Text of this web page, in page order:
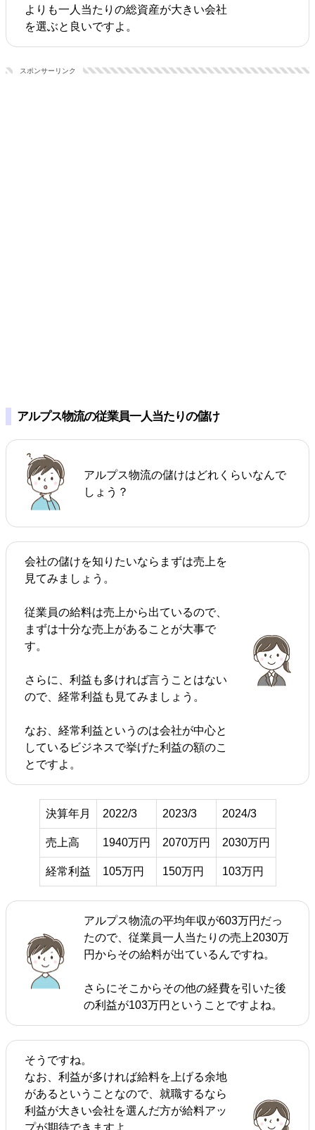
よりも一人当たりの総資産が大きい会社
を選ぶと良いですよ。
スポンサーリンク
アルプス物流の従業員一人当たりの儲け
アルプス物流の儲けはどれくらいなんで
しょう？
会社の儲けを知りたいならまずは売上を
見てみましょう。
従業員の給料は売上から出ているので、
まずは十分な売上があることが大事で
す。
さらに、利益も多ければ言うことはない
ので、経常利益も見てみましょう。
なお、経常利益というのは会社が中心と
しているビジネスで挙げた利益の額のこ
とですよ。
決算年月 2022/3 2023/3 2024/3
売上高 1940万円 2070万円 2030万円
経常利益 105万円 150万円 103万円
アルプス物流の平均年収が603万円だっ
たので、従業員一人当たりの売上2030万
円からその給料が出ているんですね。
さらにそこからその他の経費を引いた後
の利益が103万円ということですよね。
そうですね。
なお、利益が多ければ給料を上げる余地
があるということなので、就職するなら
利益が大きい会社を選んだ方が給料アッ